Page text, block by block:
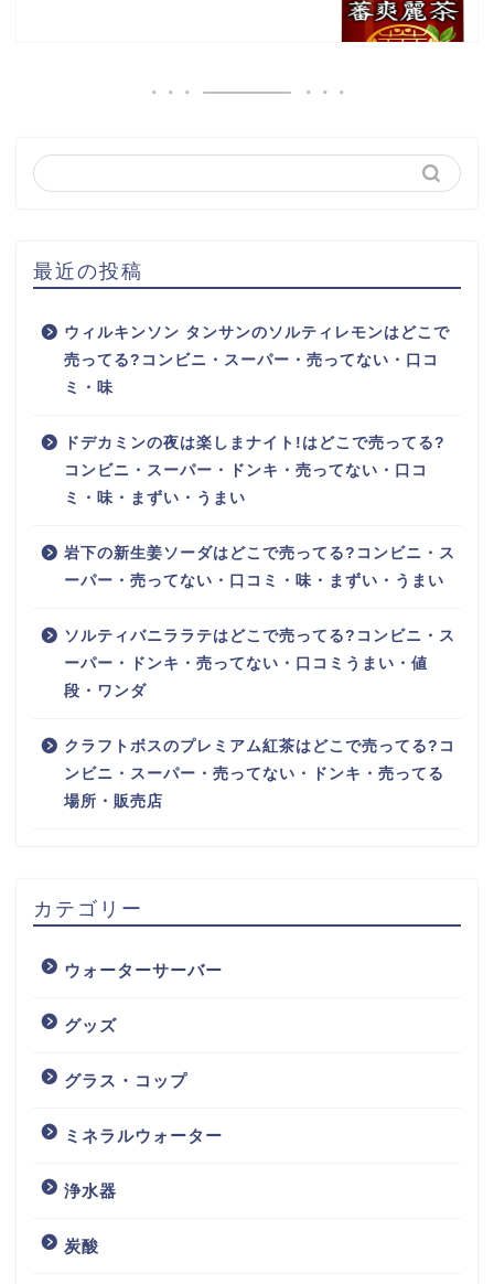
最近の投稿
ウィルキンソン タンサンのソルティレモンはどこで
売ってる?コンビニ・スーパー・売ってない・口コ
ミ・味
ドデカミンの夜は楽しまナイト!はどこで売ってる?
コンビニ・スーパー・ドンキ・売ってない・口コ
ミ・味・まずい・うまい
岩下の新生姜ソーダはどこで売ってる?コンビニ・ス
ーパー・売ってない・口コミ・味・まずい・うまい
ソルティバニララテはどこで売ってる?コンビニ・ス
ーパー・ドンキ・売ってない・口コミうまい・値
段・ワンダ
クラフトボスのプレミアム紅茶はどこで売ってる?コ
ンビニ・スーパー・売ってない・ドンキ・売ってる
場所・販売店
カテゴリー
ウォーターサーバー
グッズ
グラス・コップ
ミネラルウォーター
浄水器
炭酸